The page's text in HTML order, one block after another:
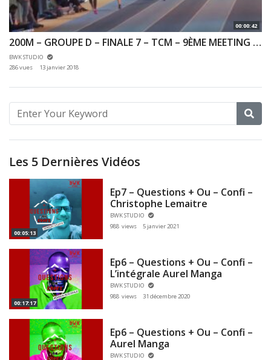
00:00:42
200M – GROUPE D – FINALE 7 – TCM – 9ÈME MEETING DES HAUTS DE SEINE 07/01/2018 – EAUBONNE
BWK STUDIO
286 vues
13 janvier 2018
Les 5 Dernières Vidéos
00:05:13
Ep7 – Questions + Ou – Confi –
Christophe Lemaitre
BWK STUDIO
988 views
5 janvier 2021
00:17:17
Ep6 – Questions + Ou – Confi –
L’intégrale Aurel Manga
BWK STUDIO
988 views
31 décembre 2020
Ep6 – Questions + Ou – Confi –
Aurel Manga
BWK STUDIO